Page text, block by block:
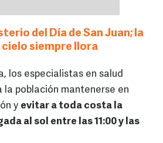
del Día de San Juan; la
cielo siempre llora
los especialistas en salud
la población mantenerse en
y evitar a toda costa la
al sol entre las 11:00 y las